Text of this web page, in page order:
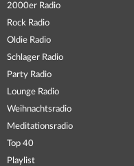
2000er Radio
Rock Radio
Oldie Radio
Schlager Radio
Party Radio
Lounge Radio
Weihnachtsradio
Meditationsradio
Top 40
Playlist